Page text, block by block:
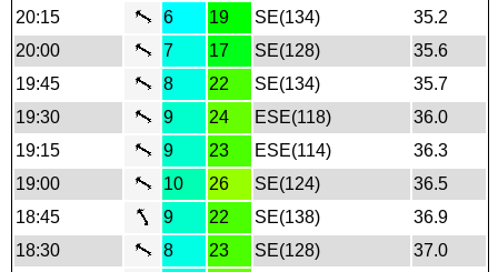
20:15
6 19 SE(134)
35.2
20:00
7 17 SE(128)
35.6
19:45
8 22 SE(134)
35.7
19:30
9 24 ESE(118)
36.0
19:15
9 23 ESE(114)
36.3
19:00
10 26 SE(124)
36.5
18:45
9 22 SE(138)
36.9
18:30
8 23 SE(128)
37.0